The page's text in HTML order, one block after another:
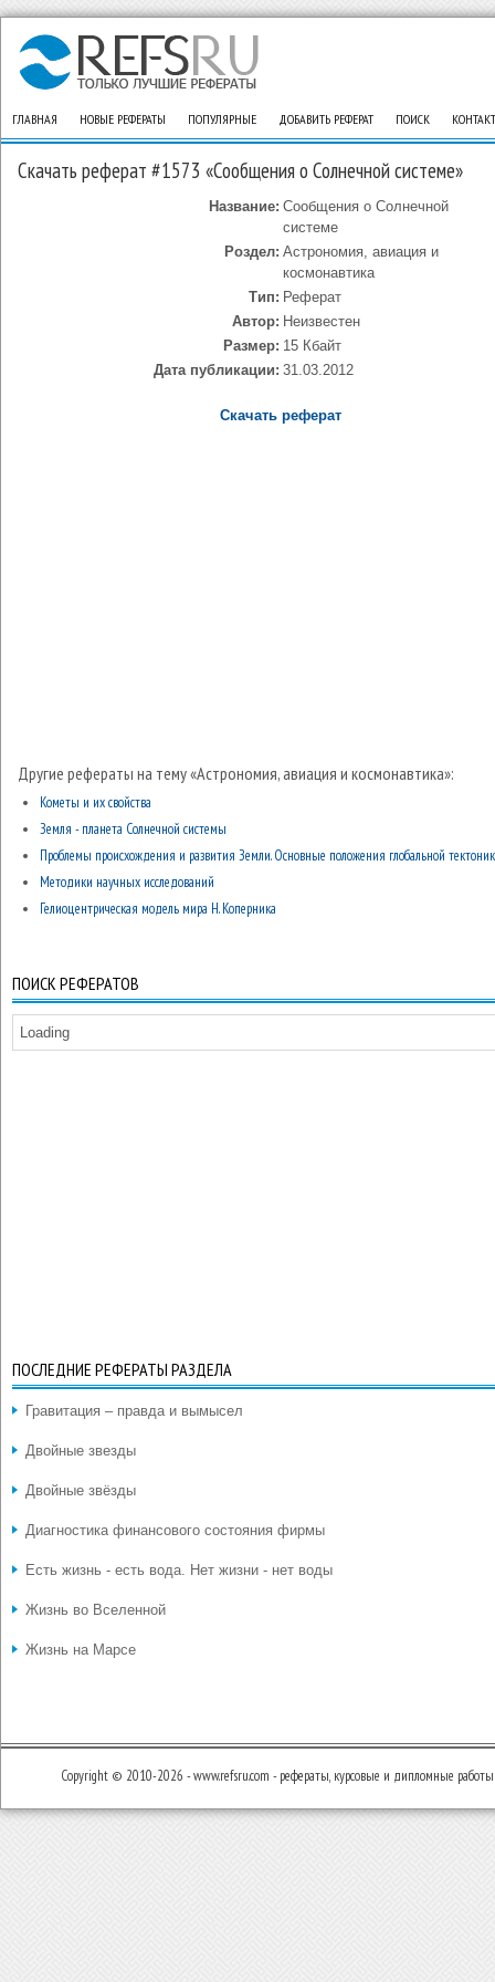
ГЛАВНАЯ НОВЫЕ РЕФЕРАТЫ ПОПУЛЯРНЫЕ ДОБАВИТЬ РЕФЕРАТ ПОИСК
Скачать реферат #1573 «Сообщения о Солнечной системе»
Название: Сообщения о Солнечной
системе
Роздел: Астрономия, авиация и
космонавтика
Тип: Реферат
Автор: Неизвестен
Размер: 15 Кбайт
Дата публикации: 31.03.2012
Скачать реферат
Другие рефераты на тему «Астрономия, авиация и космонавтика»:
Кометы и их свойства
Земля - планета Солнечной системы
Проблемы происхождения и развития Земли. Основные положения глобальной
Методики научных исследований
Гелиоцентрическая модель мира Н. Коперника
ПОИСК РЕФЕРАТОВ
Loading
ПОСЛЕДНИЕ РЕФЕРАТЫ РАЗДЕЛА
Гравитация – правда и вымысел
Двойные звезды
Двойные звёзды
Диагностика финансового состояния фирмы
Есть жизнь - есть вода. Нет жизни - нет воды
Жизнь во Вселенной
Жизнь на Марсе
Copyright © 2010-2026 - www.refsru.com - рефераты, курсовые и дипломные работы